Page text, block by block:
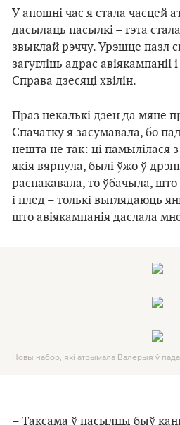
У апошні час я стала часцей
дасылаць пасылкі – гэта
звыклай рэччу. Урэшце пазл
загугліць адрас авіякампаніі
Справа дзесяці хвілін.
Праз некалькі дзён да мяне
Спачатку я засумавала, бо
нешта не так: ці памылілася
якія вярнула, былі ўжо ў
распакавала, то ўбачыла,
і плед – толькі выглядаюць
што авіякампанія даслала
Новы набор, які атрымала Валерыя ў
– Таксама ў пасылцы быў